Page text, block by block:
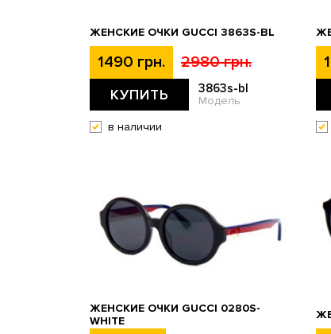
ЖЕНСКИЕ ОЧКИ GUCCI 3863S-BL
1490 грн. 2980 грн.
КУПИТЬ 3863s-bl
Модель
в наличии
ЖЕНСКИЕ ОЧКИ GUCCI 0280S-
WHITE